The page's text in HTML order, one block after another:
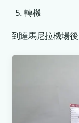
轉機
到達馬尼拉機場